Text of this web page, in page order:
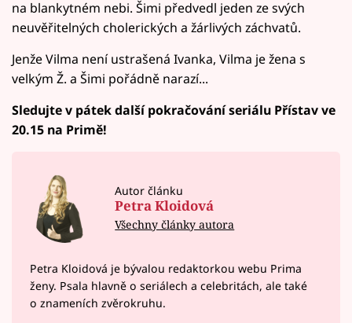
na blankytném nebi. Šimi předvedl jeden ze svých
neuvěřitelných cholerických a žárlivých záchvatů.
Jenže Vilma není ustrašená Ivanka, Vilma je žena s
velkým Ž. a Šimi pořádně narazí...
Sledujte v pátek další pokračování seriálu Přístav ve
20.15 na Primě!
Autor článku
Petra Kloidová
Všechny články autora
Petra Kloidová je bývalou redaktorkou webu Prima
ženy. Psala hlavně o seriálech a celebritách, ale také
o znameních zvěrokruhu.